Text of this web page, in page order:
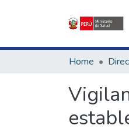
Home